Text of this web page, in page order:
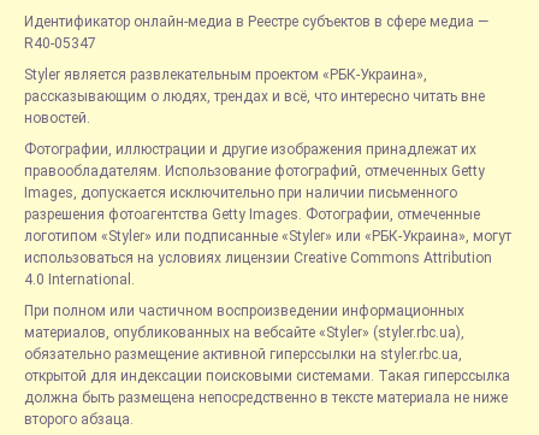
Идентификатор онлайн-медиа в Реестре субъектов в сфере медиа —
R40-05347
Styler является развлекательным проектом «РБК-Украина»,
рассказывающим о людях, трендах и всё, что интересно читать вне
новостей.
Фотографии, иллюстрации и другие изображения принадлежат их
правообладателям. Использование фотографий, отмеченных Getty
Images, допускается исключительно при наличии письменного
разрешения фотоагентства Getty Images. Фотографии, отмеченные
логотипом «Styler» или подписанные «Styler» или «РБК-Украина», могут
использоваться на условиях лицензии Creative Commons Attribution
4.0 International.
При полном или частичном воспроизведении информационных
материалов, опубликованных на вебсайте «Styler» (styler.rbc.ua),
обязательно размещение активной гиперссылки на styler.rbc.ua,
открытой для индексации поисковыми системами. Такая гиперссылка
должна быть размещена непосредственно в тексте материала не ниже
второго абзаца.